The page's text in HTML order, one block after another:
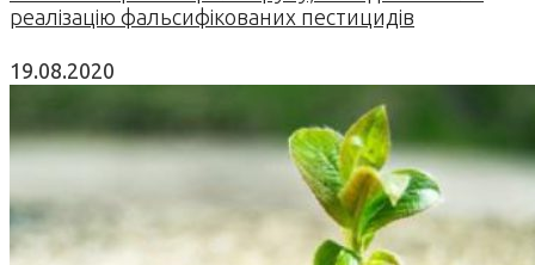
реалізацію фальсифікованих пестицидів
19.08.2020